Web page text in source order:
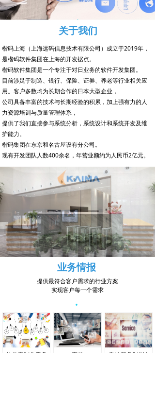
关于我们
业务情报
提供最符合客户需求的行业方案
实现客户每一个需求
·
软件定制化服务 产品 系统服务&维护
楷码上海（上海远码信息技术有限公司）成立于2019年，
是楷码软件集团在上海的开发据点。
楷码软件集团是一个专注于对日业务的软件开发集团。
目前涉足于制造、银行、保险、证券、养老等行业相关应
用。客户多数均为长期合作的日本大型企业，
公司具备丰富的技术与长期经验的积累，加上强有力的人
力资源培训与质量管理体系，
提供了我们直接参与系统分析，系统设计和系统开发及维
护能力。
楷码集团在东京和名古屋设有分公司。
现有开发团队人数400余名，年营业额约为人民币2亿元。